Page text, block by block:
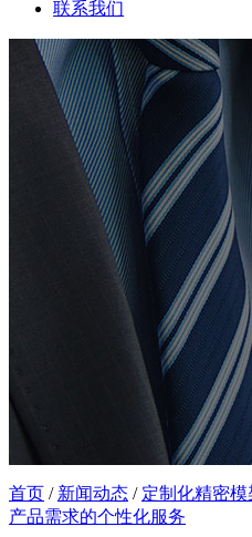
联系我们
首页 / 新闻动态 / 定制化精密
产品需求的个性化服务